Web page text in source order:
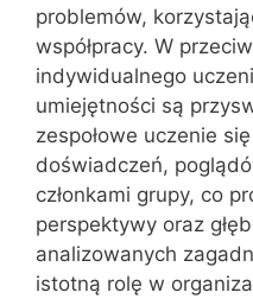
problemów,
współpracy. W
indywidualnego
umiejętności są
zespołowe uczenie
doświadczeń,
członkami grupy, co
perspektywy oraz
analizowanych
istotną rolę w